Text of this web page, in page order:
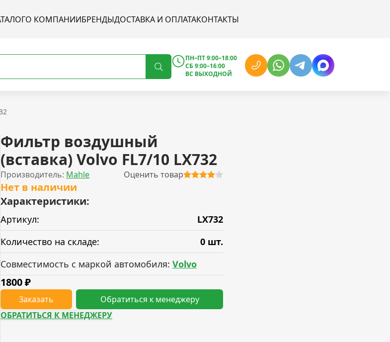
О КОМПАНИИБРЕНДЫДОСТАВКА И ОПЛАТАКОНТАКТЫ
ПН–ПТ 9:00–18:00
СБ 9:00–16:00
ВС ВЫХОДНОЙ
Фильтр воздушный
(вставка) Volvo FL7/10 LX732
Производитель: Mahle Оценить товар
Нет в наличии
Характеристики:
Артикул:
LX732
Количество на складе:
0 шт.
Совместимость с маркой автомобиля: Volvo
1800₽
Заказать
Обратиться к менеджеру
ОБРАТИТЬСЯ К МЕНЕДЖЕРУ